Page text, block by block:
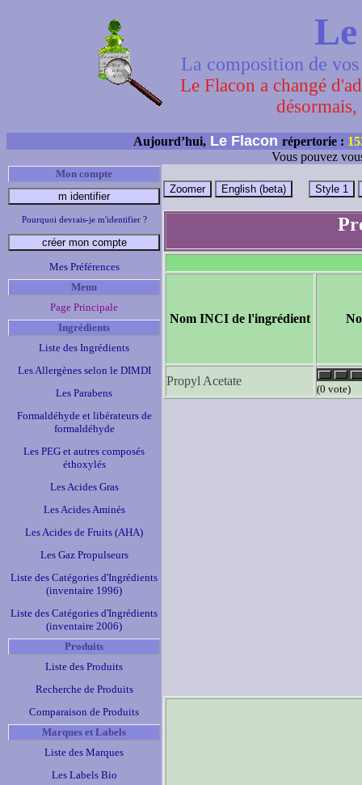
La composition de
Le Flacon a changé
Aujourd’hui, Le Flacon répertorie :
Vous pouvez
Mon compte
Pourquoi devrais-je m'identifier ?
Mes Préférences
Menu
Page Principale
Ingrédients
Liste des Ingrédients
Les Allergènes selon le DIMDI
Les Parabens
Formaldéhyde et libérateurs de
formaldéhyde
Les PEG et autres composés
éthoxylés
Les Acides Gras
Les Acides Aminés
Les Acides de Fruits (AHA)
Les Gaz Propulseurs
Liste des Catégories d'Ingrédients
(inventaire 1996)
Liste des Catégories d'Ingrédients
(inventaire 2006)
Produits
Liste des Produits
Recherche de Produits
Comparaison de Produits
Marques et Labels
Liste des Marques
Les Labels Bio
Nom INCI de l'ingrédient
Propyl Acetate
(0 vote)